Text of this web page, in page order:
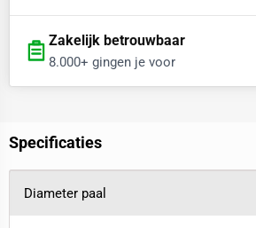
Zakelijk betrouwbaar
8.000+ gingen je voor
Specificaties
Diameter paal